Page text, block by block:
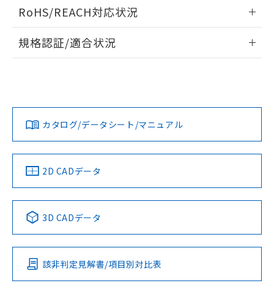
ドすることができます。
ログイン/会員登録
ダウンロードデータをご利用いただく前に、以下を必ずお読
みください。
ソフトウェアの使用条件
RoHS/REACH対応状況
EU RoHS 注意事項・凡例
対応済み
中国 RoHS 注意事項・凡例
Pb Hg Cd Cr(VI)
O
規格認証/適合状況
カタログ/データシート/マニュアル
2D CADデータ
3D CADデータ
該非判定見解書/項目別対比表